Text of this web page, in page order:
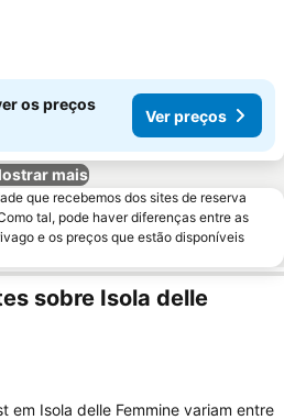
os preços
Ver preços
mais
que recebemos dos sites de reserva
tal, pode haver diferenças entre as
e os preços que estão disponíveis
sobre Isola delle
em Isola delle Femmine variam entre